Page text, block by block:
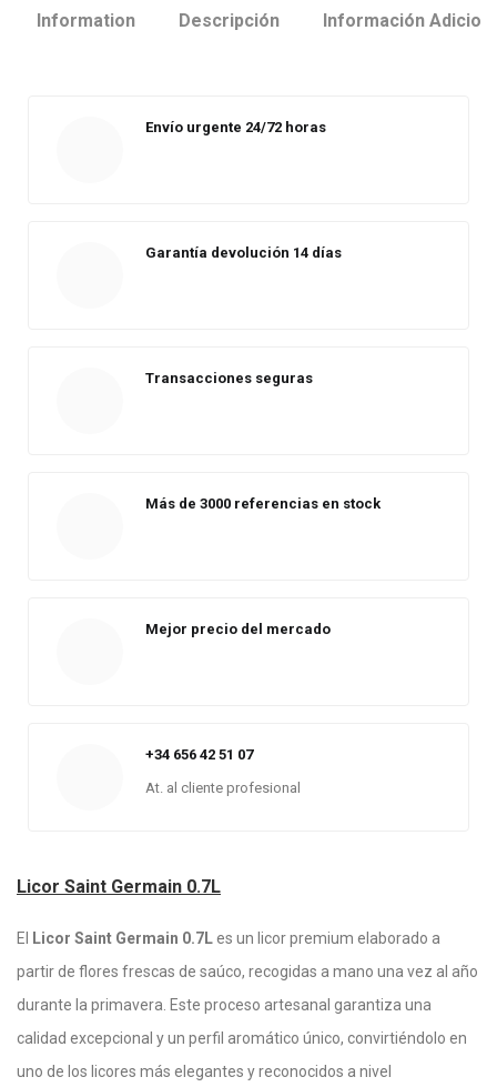
Information Descripción Información
Envío urgente 24/72 horas
Garantía devolución 14 días
Transacciones seguras
Más de 3000 referencias en stock
Mejor precio del mercado
+34 656 42 51 07
At. al cliente profesional
Licor Saint Germain 0.7L
El Licor Saint Germain 0.7Les un licor premium elaborado a
partir de flores frescas de saúco, recogidas a mano una vez al año
durante la primavera. Este proceso artesanal garantiza una
calidad excepcional y un perfil aromático único, convirtiéndolo en
uno de los licores más elegantes y reconocidos a nivel